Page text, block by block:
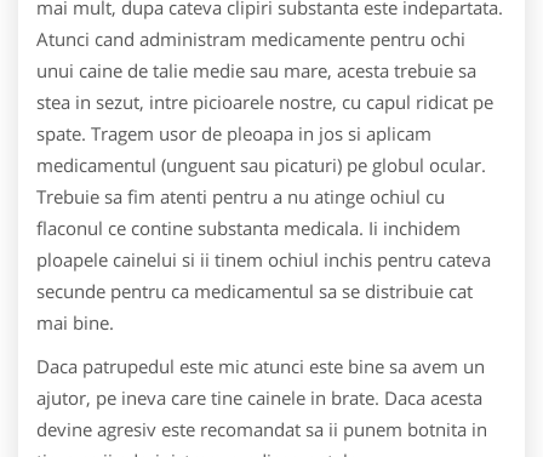
mai mult, dupa cateva clipiri substanta este indepartata.
Atunci cand administram medicamente pentru ochi
unui caine de talie medie sau mare, acesta trebuie sa
stea in sezut, intre picioarele nostre, cu capul ridicat pe
spate. Tragem usor de pleoapa in jos si aplicam
medicamentul (unguent sau picaturi) pe globul ocular.
Trebuie sa fim atenti pentru a nu atinge ochiul cu
flaconul ce contine substanta medicala. Ii inchidem
ploapele cainelui si ii tinem ochiul inchis pentru cateva
secunde pentru ca medicamentul sa se distribuie cat
mai bine.
Daca patrupedul este mic atunci este bine sa avem un
ajutor, pe ineva care tine cainele in brate. Daca acesta
devine agresiv este recomandat sa ii punem botnita in